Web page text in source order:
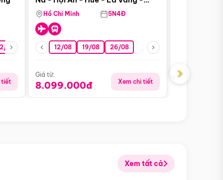
08 26/08 05/09 09/09 12/09
tiết
Động Thiên Đường
Hồ Chí Minh 5N4Đ
12/08 19/08 26/08
Giá từ:
8.099.000đ Xem chi tiết
›
Xem tất cả
Điểm nổi bật